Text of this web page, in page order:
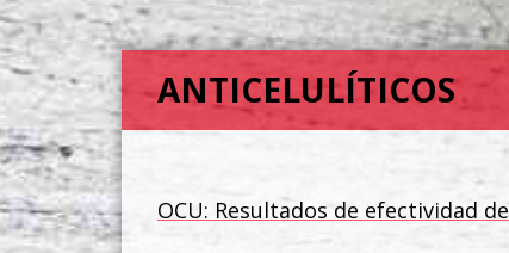
ANTICELULÍTICOS
OCU: Resultados de efectividad